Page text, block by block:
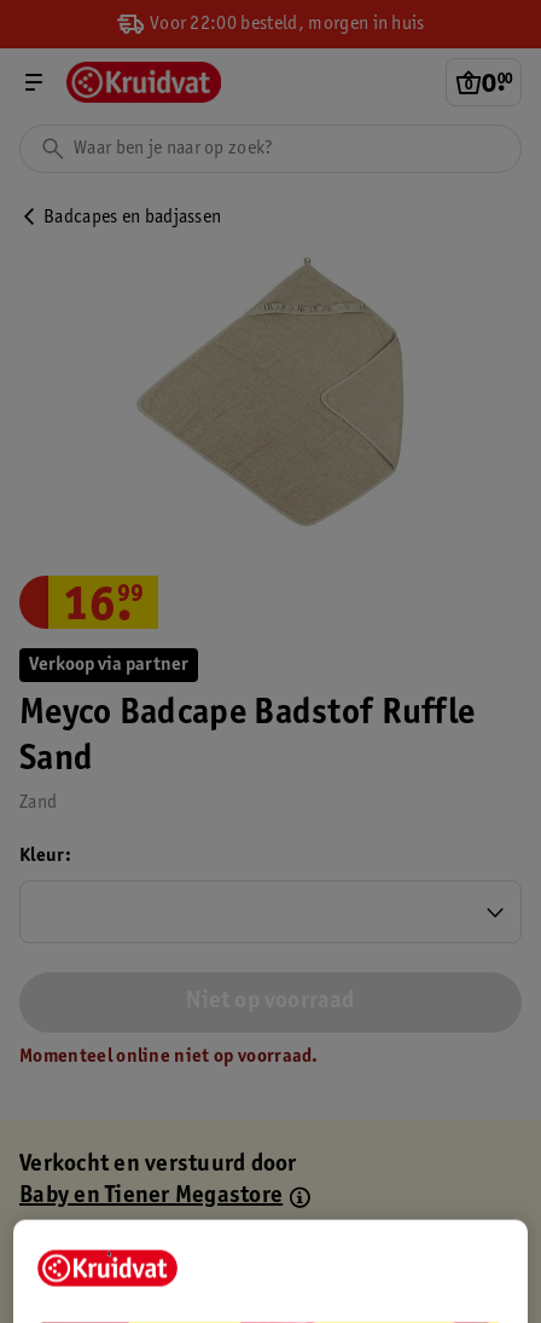
Voor 22:00 besteld, morgen in huis
0.
00
Badcapes en badjassen
Verkoop via partner
Meyco Badcape Badstof Ruffle
Sand
Zand
16.
99
Kleur
Momenteel online niet op voorraad.
Verkocht en verstuurd door
Baby en Tiener Megastore
Binnen 1 werkdag verstuurd
Gratis thuisbezorgd